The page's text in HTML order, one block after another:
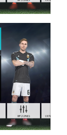
PESUniverse
Noam_r
08/05/2018
PES18
PS4 /
חבילה
שחקנים
MyClub
Offline
V3